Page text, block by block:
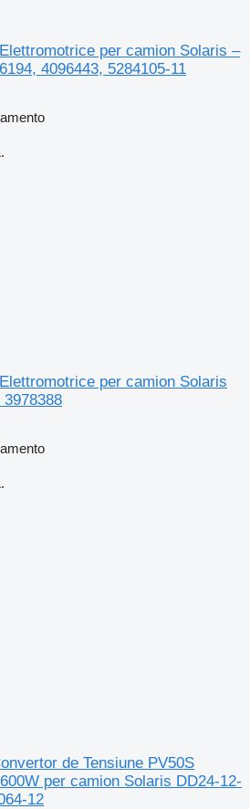
per camion Solaris –
4096443, 5284105-11
per camion Solaris
3978388
de Tensiune PV50S
per camion Solaris DD24-12-
12